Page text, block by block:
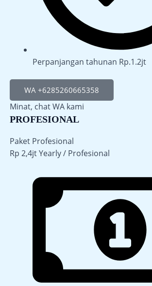
Perpanjangan tahunan Rp.1.2jt
WA +6285260665358
Minat, chat WA kami
PROFESIONAL
Paket Profesional
Rp 2,4jtYearly / Profesional